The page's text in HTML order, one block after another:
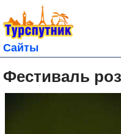
Сайты
Фестиваль роз